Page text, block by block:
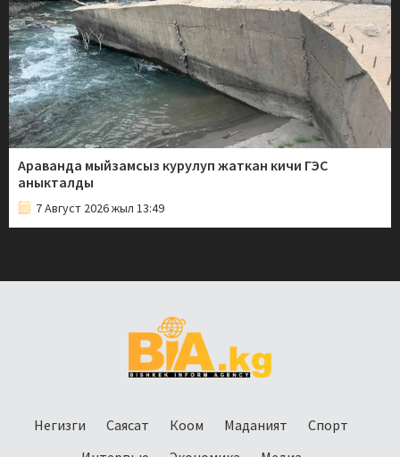
Араванда мыйзамсыз курулуп жаткан кичи ГЭС
аныкталды
7 Август 2026 жыл 13:49
Негизги Саясат Коом Маданият
Спорт